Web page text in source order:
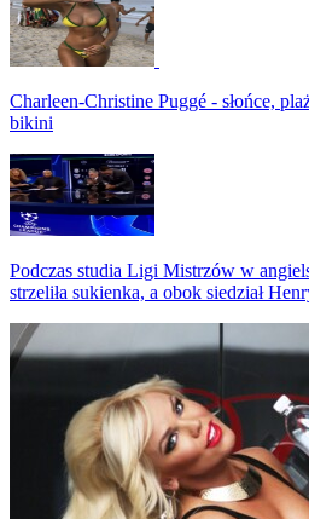
Charleen-Christine Puggé - słońce,
bikini
Podczas studia Ligi Mistrzów w
strzeliła sukienka, a obok siedział